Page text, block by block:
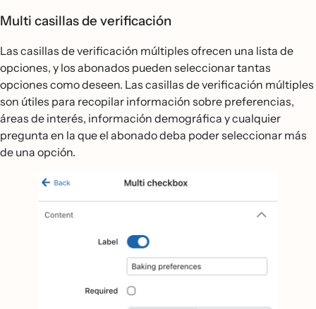
Multi casillas de verificación
Las casillas de verificación múltiples ofrecen una lista de
opciones, y los abonados pueden seleccionar tantas
opciones como deseen. Las casillas de verificación múltiples
son útiles para recopilar información sobre preferencias,
áreas de interés, información demográfica y cualquier
pregunta en la que el abonado deba poder seleccionar más
de una opción.